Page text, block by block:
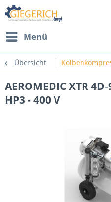
Menü
Übersicht
AEROMEDIC XTR
HP3 - 400 V